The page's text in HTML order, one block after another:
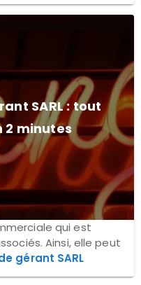
SARL : tout
2 minutes
qui est
Ainsi, elle peut
gérant SARL